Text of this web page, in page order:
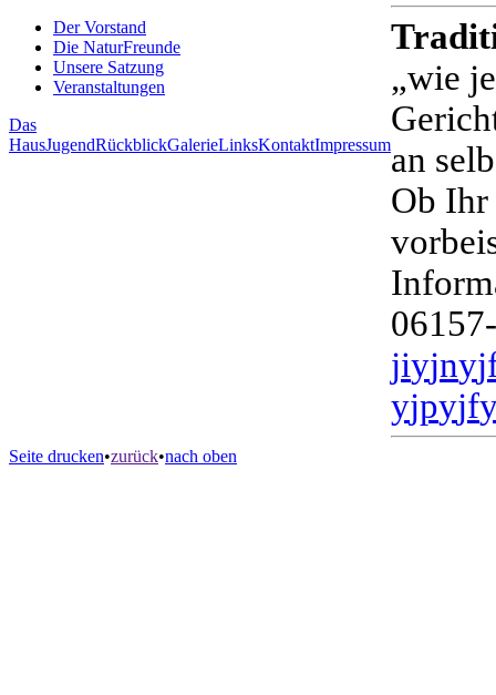
Der Vorstand
Die NaturFreunde
Unsere Satzung
Veranstaltungen
Das
HausJugendRückblickGalerieLinksKontaktImpressum
„wie
an
Ob Ihr
jiyjnyj
yjpyjf
Seite drucken•zurück•nach oben